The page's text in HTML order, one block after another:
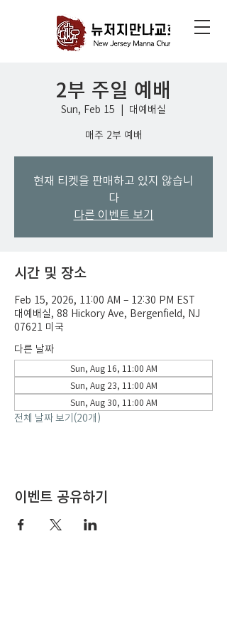
2부 주일 예배
Sun, Feb 15
  |
대예배실
매주 2부 예배
현재 티켓을 판매하고 있지 않습니
다
다른 이벤트 보기
시간 및 장소
Feb 15, 2026, 11:00 AM – 12:30 PM EST
대예배실, 88 Hickory Ave, Bergenfield, NJ
07621 미국
다른 날짜
Sun, Aug 16, 11:00 AM
Sun, Aug 23, 11:00 AM
Sun, Aug 30, 11:00 AM
전체 날짜 보기(20개)
이벤트 공유하기